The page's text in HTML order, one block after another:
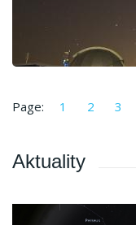
Page: 1 2 3
Aktuality